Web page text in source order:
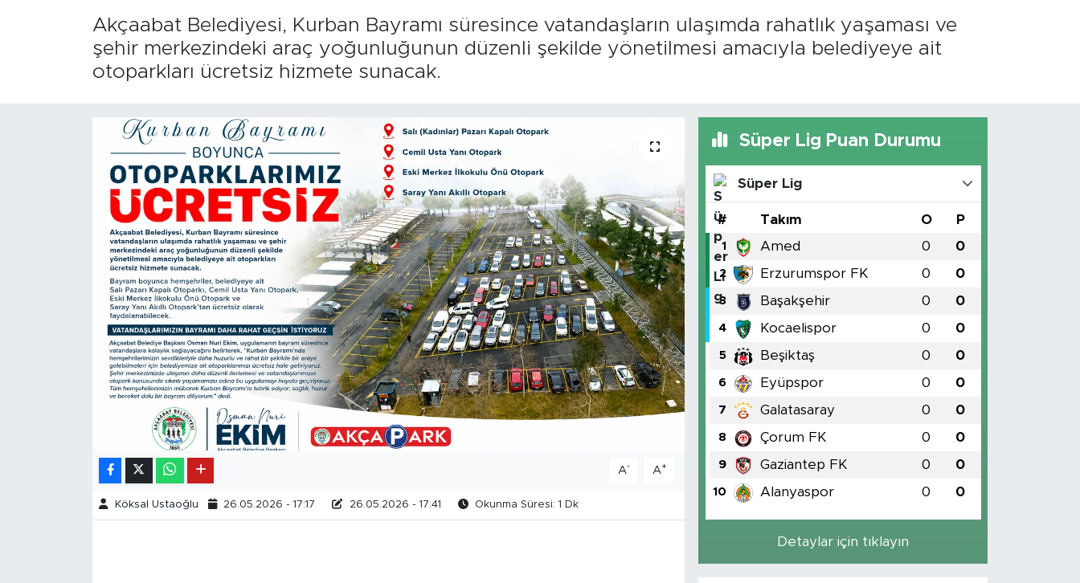
Akçaabat Belediyesi, Kurban Bayramı süresince vatandaşların ulaşımda rahatlık yaşaması ve
şehir merkezindeki araç yoğunluğunun düzenli şekilde yönetilmesi amacıyla belediyeye ait
otoparkları ücretsiz hizmete sunacak.
A- A+
Köksal Ustaoğlu 26.05.2026 - 17:17 26.05.2026 - 17:41 Okunma Süresi: 1 Dk
Süper Lig Puan Durumu
Süper Lig
# Takım O P
1 Amed 0 0
2 Erzurumspor FK 0 0
3 Başakşehir 0 0
4 Kocaelispor 0 0
5 Beşiktaş 0 0
6 Eyüpspor 0 0
7 Galatasaray 0 0
8 Çorum FK 0 0
9 Gaziantep FK 0 0
10 Alanyaspor 0 0
Detaylar için tıklayın